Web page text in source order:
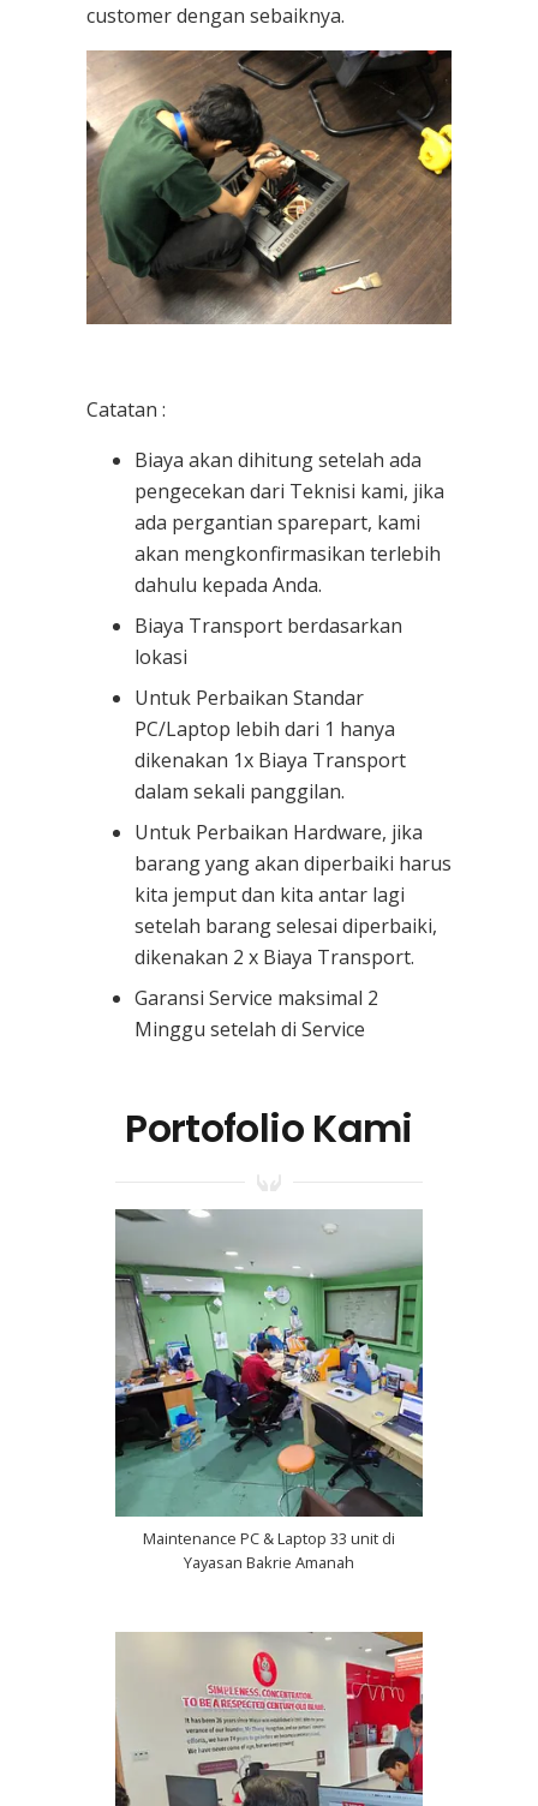
customer dengan sebaiknya.
Catatan :
Biaya akan dihitung setelah ada
pengecekan dari Teknisi kami, jika
ada pergantian sparepart, kami
akan mengkonfirmasikan terlebih
dahulu kepada Anda.
Biaya Transport berdasarkan
lokasi
Untuk Perbaikan Standar
PC/Laptop lebih dari 1 hanya
dikenakan 1x Biaya Transport
dalam sekali panggilan.
Untuk Perbaikan Hardware, jika
barang yang akan diperbaiki harus
kita jemput dan kita antar lagi
setelah barang selesai diperbaiki,
dikenakan 2 x Biaya Transport.
Garansi Service maksimal 2
Minggu setelah di Service
Portofolio Kami
Maintenance PC & Laptop 33 unit di
Yayasan Bakrie Amanah